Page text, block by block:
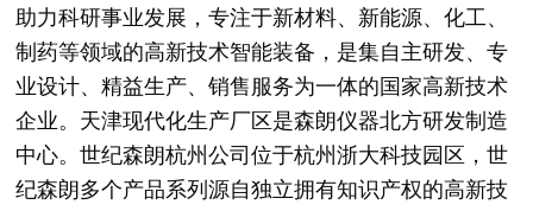
助力科研事业发展，专注于新材料、新能源、化工、
制药等领域的高新技术智能装备，是集自主研发、专
业设计、精益生产、销售服务为一体的国家高新技术
企业。天津现代化生产厂区是森朗仪器北方研发制造
中心。世纪森朗杭州公司位于杭州浙大科技园区，世
纪森朗多个产品系列源自独立拥有知识产权的高新技